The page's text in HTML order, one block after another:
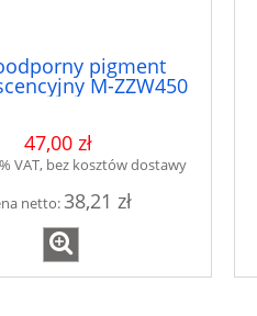
pigment
M-ZZW450
47,00 zł
VAT, bez kosztów dostawy
netto:38,21 zł